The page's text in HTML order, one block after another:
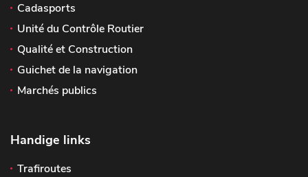
Cadasports
Unité du Contrôle Routier
Qualité et Construction
Guichet de la navigation
Marchés publics
Handige links
Trafiroutes